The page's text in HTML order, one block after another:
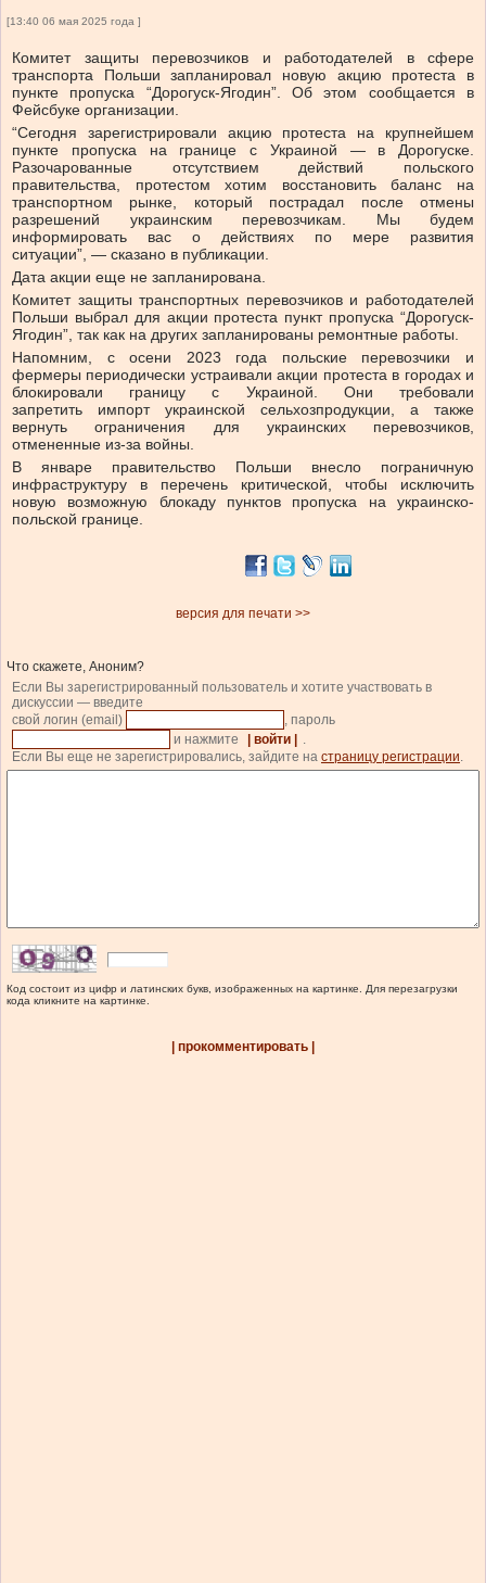
[13:40 06 мая 2025 года ]
Комитет защиты перевозчиков и работодателей в сфере
транспорта Польши запланировал новую акцию протеста в
пункте пропуска “Дорогуск-Ягодин”. Об этом сообщается в
Фейсбуке организации.
“Сегодня зарегистрировали акцию протеста на крупнейшем
пункте пропуска на границе с Украиной — в Дорогуске.
Разочарованные отсутствием действий польского
правительства, протестом хотим восстановить баланс на
транспортном рынке, который пострадал после отмены
разрешений украинским перевозчикам. Мы будем
информировать вас о действиях по мере развития
ситуации”, — сказано в публикации.
Дата акции еще не запланирована.
Комитет защиты транспортных перевозчиков и работодателей
Польши выбрал для акции протеста пункт пропуска “Дорогуск-
Ягодин”, так как на других запланированы ремонтные работы.
Напомним, с осени 2023 года польские перевозчики и
фермеры периодически устраивали акции протеста в городах и
блокировали границу с Украиной. Они требовали
запретить импорт украинской сельхозпродукции, а также
вернуть ограничения для украинских перевозчиков,
отмененные из-за войны.
В январе правительство Польши внесло пограничную
инфраструктуру в перечень критической, чтобы исключить
новую возможную блокаду пунктов пропуска на украинско-
польской границе.
версия для печати >>
Что скажете, Аноним?
Если Вы зарегистрированный пользователь и хотите участвовать в
дискуссии — введите
свой логин (email)
, пароль
и нажмите
| войти |
.
Если Вы еще не зарегистрировались, зайдите на страницу регистрации.
Код состоит из цифр и латинских букв, изображенных на картинке. Для перезагрузки
кода кликните на картинке.
| прокомментировать |